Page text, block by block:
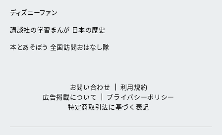
ディズニーファン
講談社の学習まんが 日本の歴史
本とあそぼう 全国訪問おはなし隊
お問い合わせ
利用規約
広告掲載について
プライバシーポリシー
特定商取引法に基づく表記